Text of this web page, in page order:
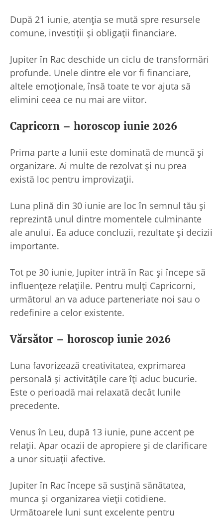
După 21 iunie, atenția se mută spre resursele
comune, investiții și obligații financiare.
Jupiter în Rac deschide un ciclu de transformări
profunde. Unele dintre ele vor fi financiare,
altele emoționale, însă toate te vor ajuta să
elimini ceea ce nu mai are viitor.
Capricorn – horoscop iunie 2026
Prima parte a lunii este dominată de muncă și
organizare. Ai multe de rezolvat și nu prea
există loc pentru improvizații.
Luna plină din 30 iunie are loc în semnul tău și
reprezintă unul dintre momentele culminante
ale anului. Ea aduce concluzii, rezultate și decizii
importante.
Tot pe 30 iunie, Jupiter intră în Rac și începe să
influențeze relațiile. Pentru mulți Capricorni,
următorul an va aduce parteneriate noi sau o
redefinire a celor existente.
Vărsător – horoscop iunie 2026
Luna favorizează creativitatea, exprimarea
personală și activitățile care îți aduc bucurie.
Este o perioadă mai relaxată decât lunile
precedente.
Venus în Leu, după 13 iunie, pune accent pe
relații. Apar ocazii de apropiere și de clarificare
a unor situații afective.
Jupiter în Rac începe să susțină sănătatea,
munca și organizarea vieții cotidiene.
Următoarele luni sunt excelente pentru